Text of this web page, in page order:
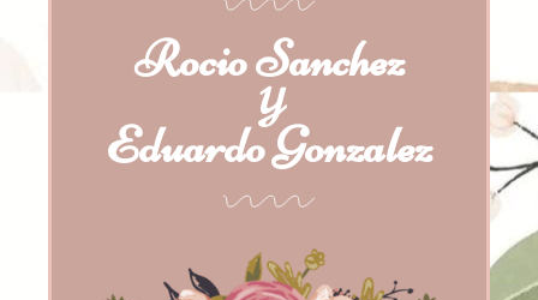
Rocio Sanchez
Y
Eduardo Gonzalez